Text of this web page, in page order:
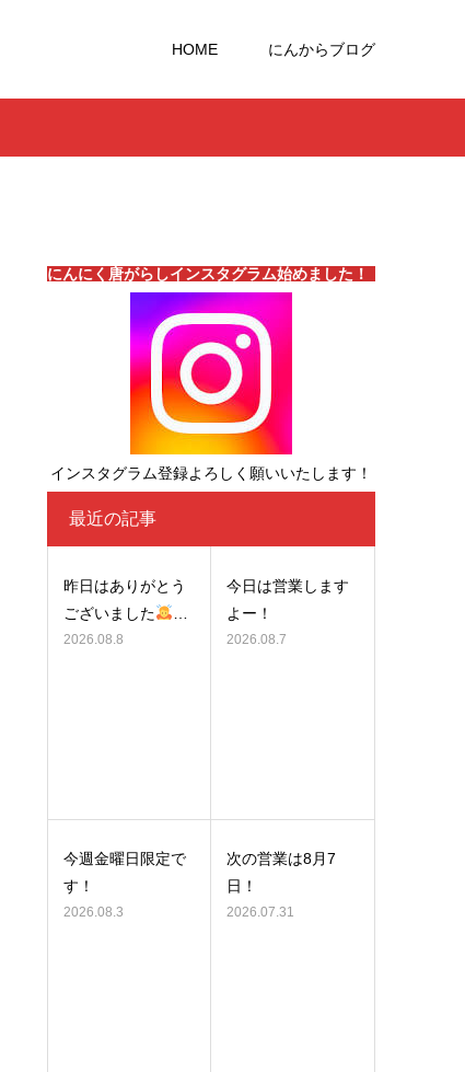
HOME にんからブログ
にんにく唐がらしインスタグラム始めました！
インスタグラム登録よろしく願いいたします！
最近の記事
昨日はありがとう
ございました
2026.08.8
今日は営業します
よー！
2026.08.7
今週金曜日限定で
す！
2026.08.3
次の営業は8月7
日！
2026.07.31